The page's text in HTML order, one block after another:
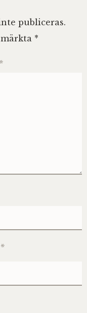
publiceras.
*
*
*